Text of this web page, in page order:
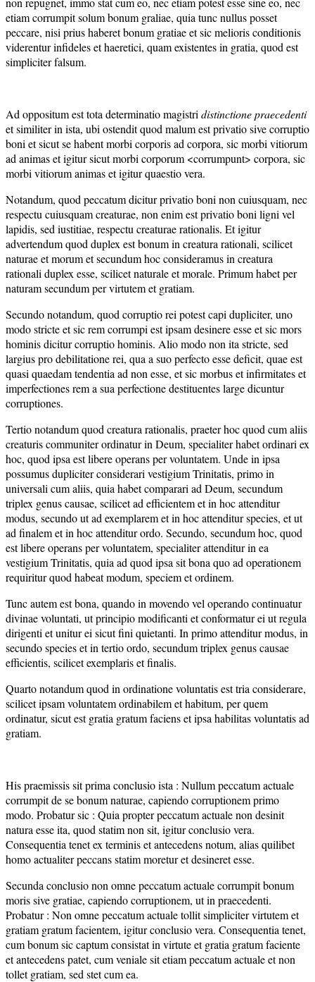
etiam corrumpit solum bonum graliae, quia tunc nullus posset
peccare, nisi prius haberet bonum gratiae et sic melioris conditionis
viderentur infideles et haeretici, quam existentes in gratia, quod est
simpliciter falsum.
Ad oppositum est tota determinatio magistri distinctionepraecedenti
et similiter in ista, ubi ostendit quod malum est privatio sive corruptio
boni et sicut se habent morbi corporis ad corpora, sic morbi vitiorum
ad animas et igitur sicut morbi corporum <corrumpunt> corpora, sic
morbi vitiorum animas et igitur quaestio vera.
Notandum, quod peccatum dicitur privatio boni non cuiusquam, nec
respectu cuiusquam creaturae, non enim est privatio boni ligni vel
lapidis, sed iustitiae, respectu creaturae rationalis. Et igitur
advertendum quod duplex est bonum in creatura rationali, scilicet
naturae et morum et secundum hoc consideramus in creatura
rationali duplex esse, scilicet naturale et morale. Primum habet per
naturam secundum per virtutem et gratiam.
Secundo notandum, quod corruptio rei potest capi dupliciter, uno
modo stricte et sic rem corrumpi est ipsam desinere esse et sic mors
hominis dicitur corruptio hominis. Alio modo non ita stricte, sed
largius pro debilitatione rei, qua a suo perfecto esse deficit, quae est
quasi quaedam tendentia ad non esse, et sic morbus et infirmitates et
imperfectiones rem a sua perfectione destituentes large dicuntur
corruptiones.
Tertio notandum quod creatura rationalis, praeter hoc quod cum aliis
creaturis communiter ordinatur in Deum, specialiter habet ordinari ex
hoc, quod ipsa est libere operans per voluntatem. Unde in ipsa
possumus dupliciter considerari vestigium Trinitatis, primo in
universali cum aliis, quia habet comparari ad Deum, secundum
triplex genus causae, scilicet ad efficientem et in hoc attenditur
modus, secundo ut ad exemplarem et in hoc attenditur species, et ut
ad finalem et in hoc attenditur ordo. Secundo, secundum hoc, quod
est libere operans per voluntatem, specialiter attenditur in ea
vestigium Trinitatis, quia ad quod ipsa sit bona quo ad operationem
requiritur quod habeat modum, speciem et ordinem.
Tunc autem est bona, quando in movendo vel operando continuatur
divinae voluntati, ut principio modificanti et conformatur ei ut regula
dirigenti et unitur ei sicut fini quietanti. In primo attenditur modus, in
secundo species et in tertio ordo, secundum triplex genus causae
efficientis, scilicet exemplaris et finalis.
Quarto notandum quod in ordinatione voluntatis est tria considerare,
scilicet ipsam voluntatem ordinabilem et habitum, per quem
ordinatur, sicut est gratia gratum faciens et ipsa habilitas voluntatis ad
gratiam.
His praemissis sit prima conclusio ista : Nullum peccatum actuale
corrumpit de se bonum naturae, capiendo corruptionem primo
modo. Probatur sic : Quia propter peccatum actuale non desinit
natura esse ita, quod statim non sit, igitur conclusio vera.
Consequentia tenet ex terminis et antecedens notum, alias quilibet
homo actualiter peccans statim moretur et desineret esse.
Secunda conclusio non omne peccatum actuale corrumpit bonum
moris sive gratiae, capiendo corruptionem, ut in praecedenti.
Probatur : Non omne peccatum actuale tollit simpliciter virtutem et
gratiam gratum facientem, igitur conclusio vera. Consequentia tenet,
cum bonum sic captum consistat in virtute et gratia gratum faciente
et antecedens patet, cum veniale sit etiam peccatum actuale et non
tollet gratiam, sed stet cum ea.